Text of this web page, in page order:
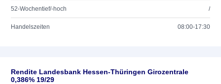
52-Wochentief/-hoch /
Handelszeiten 08:00-17:30
Rendite Landesbank Hessen-Thüringen Girozentrale
0,386% 19/29